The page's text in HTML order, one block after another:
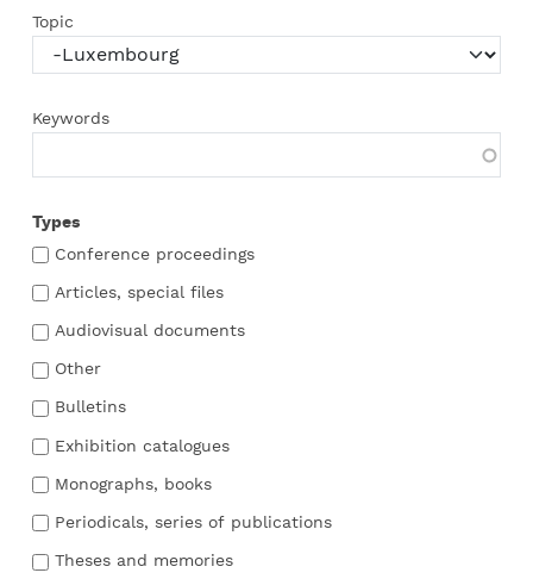
Topic
Keywords
Types
Conference proceedings
Articles, special files
Audiovisual documents
Other
Bulletins
Exhibition catalogues
Monographs, books
Periodicals, series of publications
Theses and memories